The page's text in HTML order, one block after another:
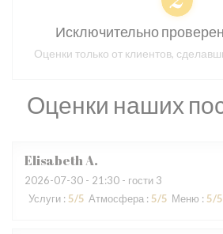
Оценки наших
ElisabethA
2026-07-30 - 21:30 - гости 3
Услуги : 5/5 Атмосфера : 5/5 Меню : 5/5
Исключительно
Оценки только от клиентов,